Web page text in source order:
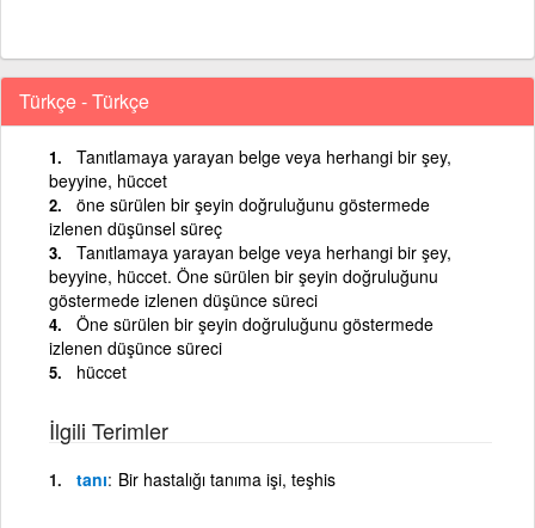
Türkçe - Türkçe
Tanıtlamaya yarayan belge veya herhangi bir şey,
beyyine, hüccet
öne sürülen bir şeyin doğruluğunu göstermede
izlenen düşünsel süreç
Tanıtlamaya yarayan belge veya herhangi bir şey,
beyyine, hüccet. Öne sürülen bir şeyin doğruluğunu
göstermede izlenen düşünce süreci
Öne sürülen bir şeyin doğruluğunu göstermede
izlenen düşünce süreci
hüccet
İlgili Terimler
tanı Bir hastalığı tanıma işi, teşhis